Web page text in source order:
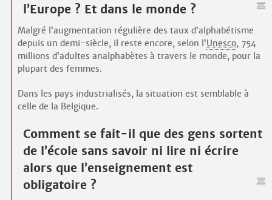
l’Europe ? Et dans le monde ?
Malgré l’augmentation régulière des taux d’alphabétisme
depuis un demi-siècle, il reste encore, selon l’Unesco, 754
millions d’adultes analphabètes à travers le monde, pour la
plupart des femmes.
Dans les pays industrialisés, la situation est semblable à
celle de la Belgique.
Comment se fait-il que des gens sortent
de l’école sans savoir ni lire ni écrire
alors que l’enseignement est
obligatoire ?